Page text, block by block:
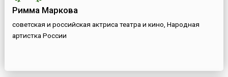
Римма Маркова
советская и российская актриса театра и кино, Народная
артистка России